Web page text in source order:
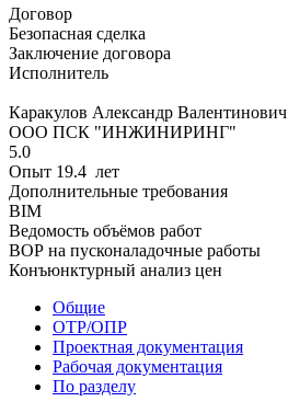
Договор
Безопасная сделка
Заключение договора
Исполнитель
Каракулов Александр Валентинович
ООО ПСК "ИНЖИНИРИНГ"
5.0
Опыт 19.4 лет
Дополнительные требования
BIM
Ведомость объёмов работ
ВОР на пусконаладочные работы
Конъюнктурный анализ цен
Общие
ОТР/ОПР
Проектная документация
Рабочая документация
По разделу